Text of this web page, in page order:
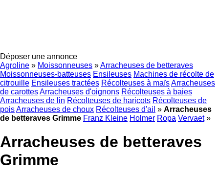
Déposer une annonce
Agroline » Moissonneuses »Arracheuses de betteraves
Moissonneuses-batteuses Ensileuses Machines de récolte de
citrouille Ensileuses tractées Récolteuses à maïsArracheuses
de carottesArracheuses d'oignons Récolteuses à baies
Arracheuses de lin Récolteuses de haricots Récolteuses de
poisArracheuses de choux Récolteuses d'ail » Arracheuses
de betteraves Grimme Franz Kleine Holmer Ropa Vervaet »
Arracheuses de betteraves
Grimme